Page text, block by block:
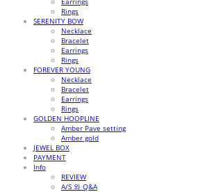
Rings
SERENITY BOW
Necklace
Bracelet
Earrings
Rings
FOREVER YOUNG
Necklace
Bracelet
Earrings
Rings
GOLDEN HOOPLINE
Amber Pave setting
Amber gold
JEWEL BOX
PAYMENT
Info
REVIEW
A/S 와 Q&A